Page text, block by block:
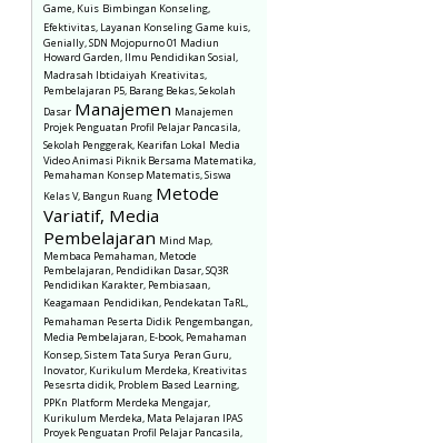
Game, Kuis Bimbingan Konseling,
Efektivitas, Layanan Konseling Game kuis,
Genially, SDN Mojopurno 01 Madiun
Howard Garden, Ilmu Pendidikan Sosial,
Madrasah Ibtidaiyah Kreativitas,
Pembelajaran P5, Barang Bekas, Sekolah
Dasar Manajemen Manajemen
Projek Penguatan Profil Pelajar Pancasila,
Sekolah Penggerak, Kearifan Lokal Media
Video Animasi Piknik Bersama Matematika,
Pemahaman Konsep Matematis, Siswa
Kelas V, Bangun Ruang Metode
Variatif, Media
Pembelajaran Mind Map,
Membaca Pemahaman, Metode
Pembelajaran, Pendidikan Dasar, SQ3R
Pendidikan Karakter, Pembiasaan,
Keagamaan Pendidikan, Pendekatan TaRL,
Pemahaman Peserta Didik Pengembangan,
Media Pembelajaran, E-book, Pemahaman
Konsep, Sistem Tata Surya Peran Guru,
Inovator, Kurikulum Merdeka, Kreativitas
Pesesrta didik, Problem Based Learning,
PPKn Platform Merdeka Mengajar,
Kurikulum Merdeka, Mata Pelajaran IPAS
Proyek Penguatan Profil Pelajar Pancasila,